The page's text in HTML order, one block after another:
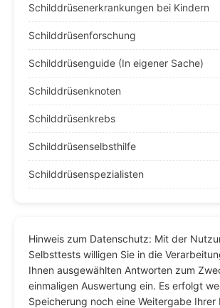
Schilddrüsenerkrankungen bei Kindern
Schilddrüsenforschung
Schilddrüsenguide (In eigener Sache)
Schilddrüsenknoten
Schilddrüsenkrebs
Schilddrüsenselbsthilfe
Schilddrüsenspezialisten
Hinweis zum Datenschutz: Mit der
Selbsttests willigen Sie in die
Ihnen ausgewählten Antworten zum
einmaligen Auswertung ein. Es erfolgt
Speicherung noch eine Weitergabe Ihrer